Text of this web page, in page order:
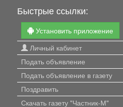
Быстрые ссылки:
Установить приложение
Личный кабинет
Подать объявление
Подать объявление в газету
Поздравить
Скачать газету "Частник-М"